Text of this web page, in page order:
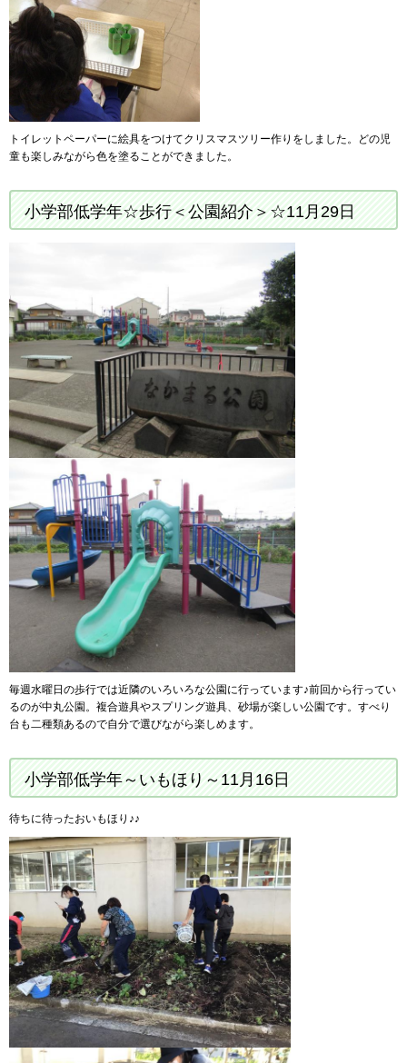
トイレットペーパーに絵具をつけてクリスマスツリー作りをしました。どの児
童も楽しみながら色を塗ることができました。
小学部低学年☆歩行＜公園紹介＞☆11月29日
毎週水曜日の歩行では近隣のいろいろな公園に行っています♪前回から行ってい
るのが中丸公園。複合遊具やスプリング遊具、砂場が楽しい公園です。すべり
台も二種類あるので自分で選びながら楽しめます。
小学部低学年～いもほり～11月16日
待ちに待ったおいもほり♪♪